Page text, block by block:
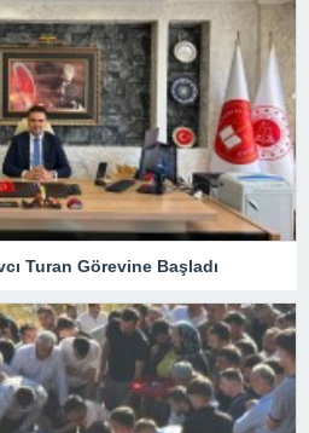
Turan Görevine Başladı